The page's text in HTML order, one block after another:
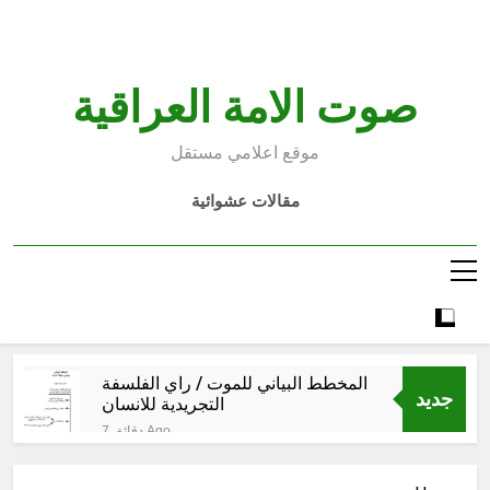
صوت الامة العراقية
موقع اعلامي مستقل
مقالات عشوائية
جديد
المخطط البياني للموت / راي الفلسفة
التجريدية للانسان
7 دقائق Ago